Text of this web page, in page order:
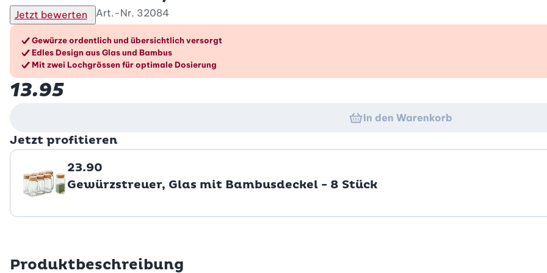
Jetzt bewerten Art.-Nr. 32084
Die Vorteile im Überblick
Gewürze ordentlich und übersichtlich versorgt
Edles Design aus Glas und Bambus
Mit zwei Lochgrössen für optimale Dosierung
13.95
In den Warenkorb
Jetzt profitieren
23.90
Gewürzstreuer, Glas mit Bambusdeckel - 8 Stück
Produktbeschreibung